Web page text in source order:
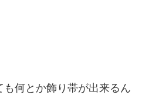
何とか飾り帯が出来るん